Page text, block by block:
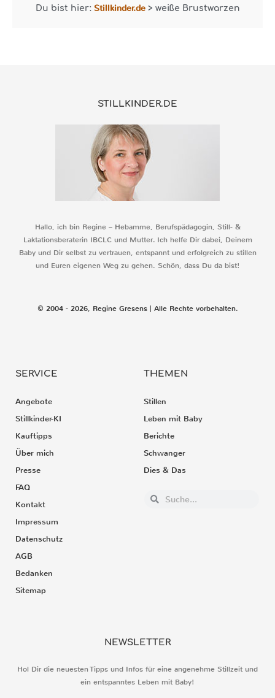
Du bist hier: Stillkinder.de> weiße Brustwarzen
STILLKINDER.DE
Hallo, ich bin Regine – Hebamme, Berufspädagogin, Still- &
Laktationsberaterin IBCLC und Mutter. Ich helfe Dir dabei, Deinem
Baby und Dir selbst zu vertrauen, entspannt und erfolgreich zu stillen
und Euren eigenen Weg zu gehen. Schön, dass Du da bist!
© 2004 - 2026, Regine Gresens | Alle Rechte vorbehalten.
SERVICE
Angebote
Stillkinder-KI
Kauftipps
Über mich
Presse
FAQ
Kontakt
Impressum
Datenschutz
AGB
Bedanken
Sitemap
THEMEN
Stillen
Leben mit Baby
Berichte
Schwanger
Dies & Das
NEWSLETTER
Hol Dir die neuesten Tipps und Infos für eine angenehme Stillzeit und
ein entspanntes Leben mit Baby!